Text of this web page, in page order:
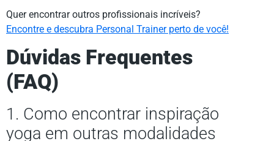
Quer encontrar outros profissionais incríveis?
Encontre e descubra Personal Trainer perto de você!
Dúvidas Frequentes
(FAQ)
1. Como encontrar inspiração
yoga em outras modalidades